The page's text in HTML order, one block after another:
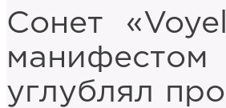
Сонет
углублял